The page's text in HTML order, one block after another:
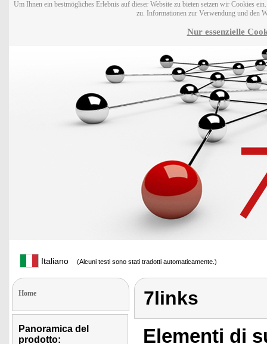
Um Ihnen ein bestmögliches Erlebnis auf dieser Website zu bieten setzen wir Cookies
zu. Informationen zur Verwendung und den
Nur essenzielle
Italiano (Alcuni testi sono stati tradotti automaticamente.)
Home
Panoramica del
prodotto:
7links
Elementi di